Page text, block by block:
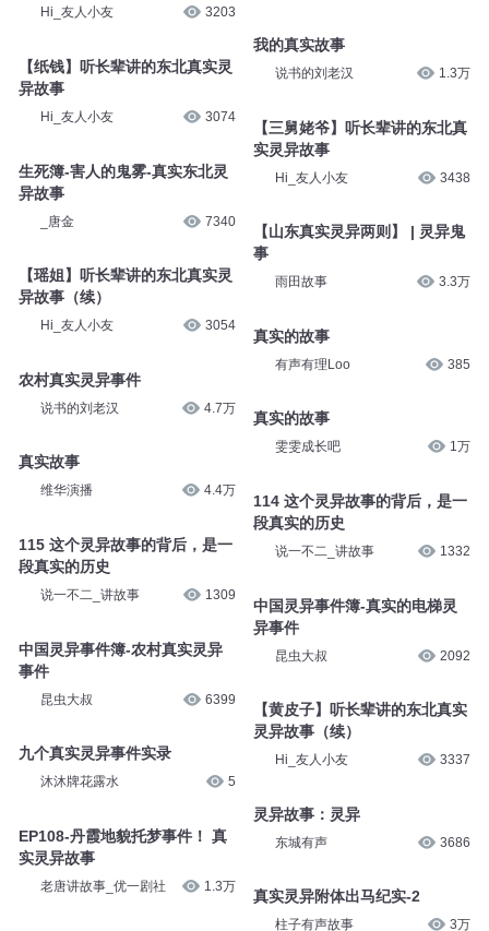
Hi_友人小友 3203
【纸钱】听长辈讲的东北真实灵
异故事
Hi_友人小友 3074
生死簿-害人的鬼雾-真实东北灵
异故事
_唐金 7340
【瑶姐】听长辈讲的东北真实灵
异故事（续）
Hi_友人小友 3054
农村真实灵异事件
说书的刘老汉 4.7万
真实故事
维华演播 4.4万
115 这个灵异故事的背后，是一
段真实的历史
说一不二_讲故事 1309
中国灵异事件簿-农村真实灵异
事件
昆虫大叔 6399
九个真实灵异事件实录
沐沐牌花露水 5
EP108-丹霞地貌托梦事件！ 真
实灵异故事
老唐讲故事_优一剧社 1.3万
我的真实故事
说书的刘老汉 1.3万
【三舅姥爷】听长辈讲的东北真
实灵异故事
Hi_友人小友 3438
【山东真实灵异两则】 | 灵异鬼
事
雨田故事 3.3万
真实的故事
有声有理Loo 385
真实的故事
雯雯成长吧 1万
114 这个灵异故事的背后，是一
段真实的历史
说一不二_讲故事 1332
中国灵异事件簿-真实的电梯灵
异事件
昆虫大叔 2092
【黄皮子】听长辈讲的东北真实
灵异故事（续）
Hi_友人小友 3337
灵异故事：灵异
东城有声 3686
真实灵异附体出马纪实-2
柱子有声故事 3万